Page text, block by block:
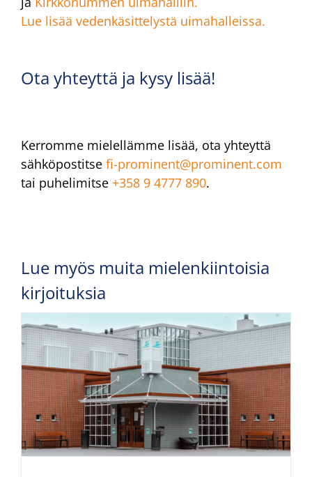
Lue lisää vedenkäsittelystä uimahalleissa.
Ota yhteyttä ja kysy lisää!
Kerromme mielellämme lisää, ota yhteyttä
sähköpostitse fi-prominent@prominent.com
tai puhelimitse +358 9 4777 890.
Lue myös muita mielenkiintoisia
kirjoituksia